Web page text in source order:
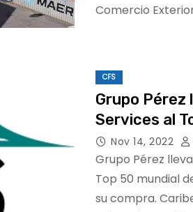
Comercio
CFS
Grupo Pérez
Services al
Nov 14, 2022
Grupo Pérez
Top 50 mundial
su compra.